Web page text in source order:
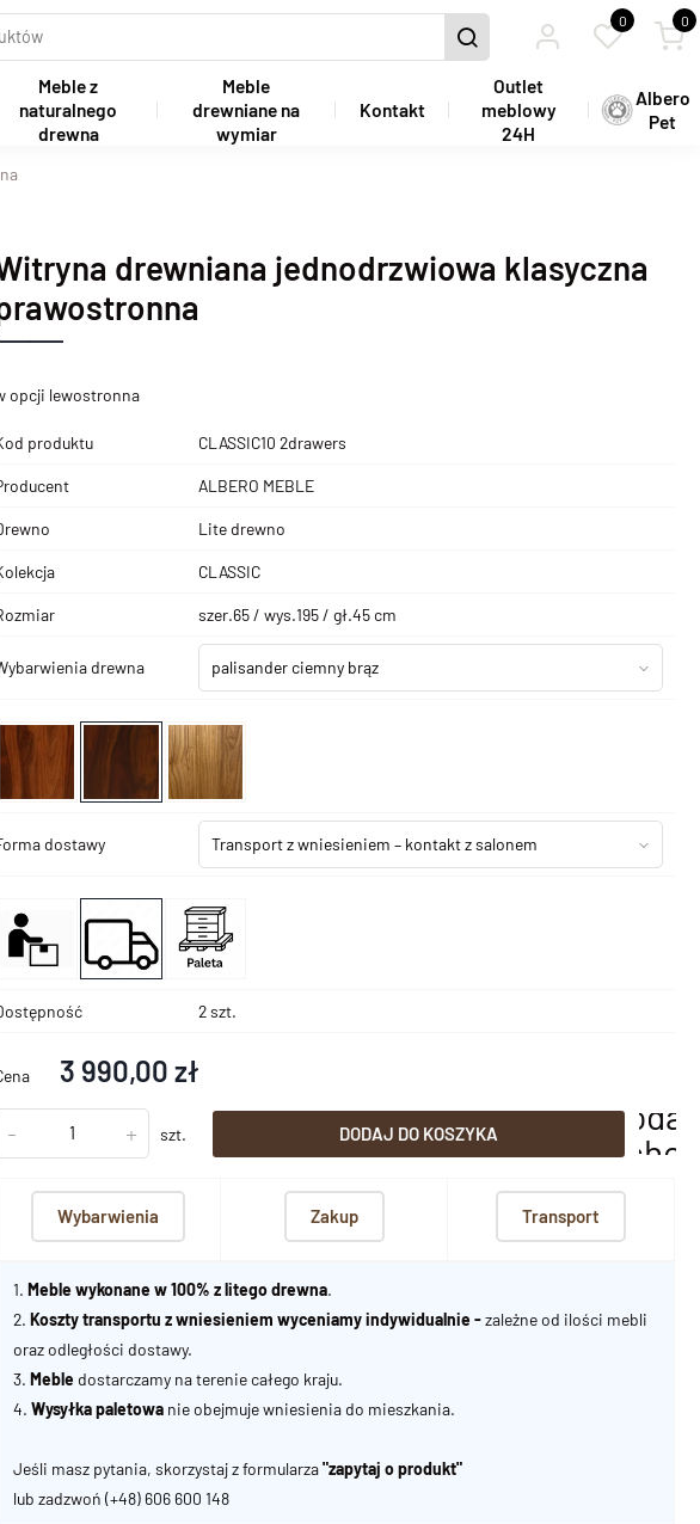
0 0
Meble z
naturalnego
drewna
Meble
drewniane na
wymiar
Kontakt
Outlet
meblowy
24H
Albero
Pet
drewniana jednodrzwiowa klasyczna
opcji lewostronna
produktu CLASSIC10 2drawers
ALBERO MEBLE
Lite drewno
CLASSIC
szer.65 / wys.195 / gł.45 cm
drewna palisander ciemny brąz
dostawy Transport z wniesieniem – kontakt z salonem
2 szt.
3 990,00 zł
- + szt. DODAJ DO KOSZYKA
dodaj
Wybarwienia Zakup Transport
1.Meble wykonane w 100% z litego drewna.
2.Koszty transportu z wniesieniem wyceniamy indywidualnie -zależne od ilości mebli
oraz odległości dostawy.
3.Meble dostarczamy na terenie całego kraju.
4.Wysyłka paletowa nie obejmuje wniesienia do mieszkania.
Jeśli masz pytania, skorzystaj z formularza"zapytaj o produkt"
lub zadzwoń(+48) 606 600 148